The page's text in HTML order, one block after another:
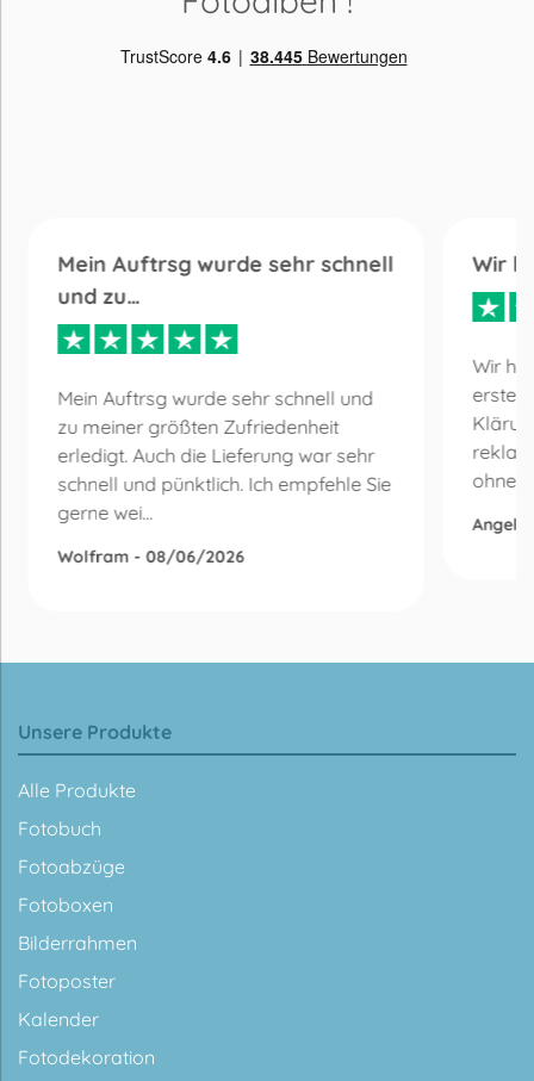
Mein Auftrsg wurde sehr schnell
und zu…
Mein Auftrsg wurde sehr schnell und
zu meiner größten Zufriedenheit
erledigt. Auch die Lieferung war sehr
schnell und pünktlich. Ich empfehle Sie
gerne wei...
Wolfram - 08/06/2026
Wir
Wir
erste
ohne
Unsere Produkte
Alle Produkte
Fotobuch
Fotoabzüge
Fotoboxen
Bilderrahmen
Fotoposter
Kalender
Fotodekoration